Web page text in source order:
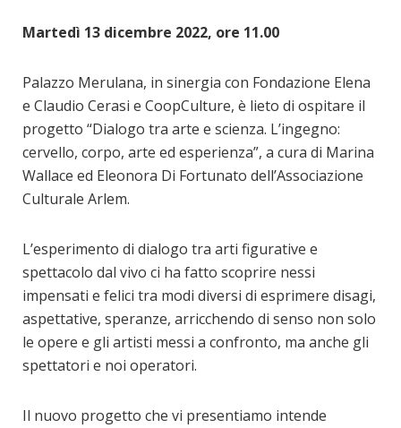
Martedì 13 dicembre 2022, ore 11.00
Palazzo Merulana, in sinergia con Fondazione Elena
e Claudio Cerasi e CoopCulture, è lieto di ospitare il
progetto “Dialogo tra arte e scienza. L’ingegno:
cervello, corpo, arte ed esperienza”, a cura di Marina
Wallace ed Eleonora Di Fortunato dell’Associazione
Culturale Arlem.
L’esperimento di dialogo tra arti figurative e
spettacolo dal vivo ci ha fatto scoprire nessi
impensati e felici tra modi diversi di esprimere disagi,
aspettative, speranze, arricchendo di senso non solo
le opere e gli artisti messi a confronto, ma anche gli
spettatori e noi operatori.
Il nuovo progetto che vi presentiamo intende